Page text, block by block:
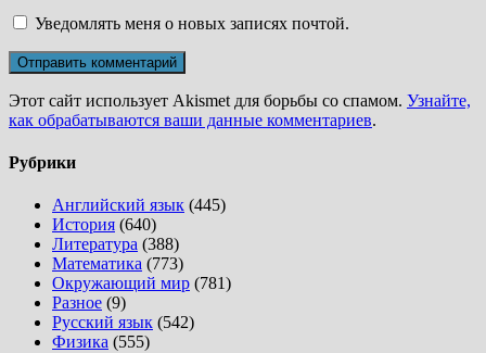
Уведомлять меня о новых записях почтой.
Этот сайт использует Akismet для борьбы со спамом. Узнайте,
как обрабатываются ваши данные комментариев.
Рубрики
Английский язык (445)
История (640)
Литература (388)
Математика (773)
Окружающий мир (781)
Разное (9)
Русский язык (542)
Физика (555)